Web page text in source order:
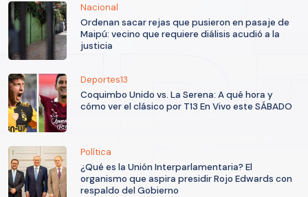
Nacional
Ordenan sacar rejas que pusieron en pasaje de
Maipú: vecino que requiere diálisis acudió a la
justicia
Deportes13
Coquimbo Unido vs. La Serena: A qué hora y
cómo ver el clásico por T13 En Vivo este SÁBADO
Política
¿Qué es la Unión Interparlamentaria? El
organismo que aspira presidir Rojo Edwards con
respaldo del Gobierno